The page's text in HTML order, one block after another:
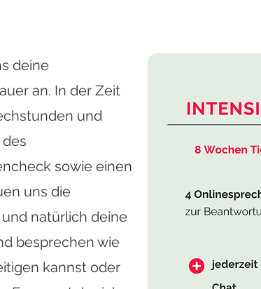
Online-Sprechstunde
wird die Sprechstunde
deine
an. In der Zeit
und
sowie einen
uns die
natürlich deine
besprechen wie
kannst oder